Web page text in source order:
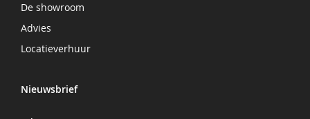
De showroom
Advies
Locatieverhuur
Nieuwsbrief